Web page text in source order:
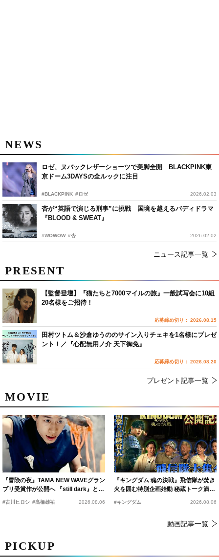
NEWS
ロゼ、ヌバックレザーショーツで美脚全開 BLACKPINK東
京ドーム3DAYSの全ルックに注目
#BLACKPINK #ロゼ 2026.02.03
杏が“英語で演じる刑事”に挑戦 国境を越えるバディドラマ
『BLOOD & SWEAT』
#WOWOW #杏 2026.02.02
ニュース記事一覧
PICKUP
MOVIE
『冒険の夜』TAMA NEW WAVEグラン
プリ受賞作が公開へ 『still dark』と同
時上映決定
#古川ヒロシ #髙橋雄祐 2026.08.06
『キングダム 魂の決戦』飛信隊が焚き
火を囲む特別企画始動 秘蔵トーク満載
の“キングダムキャンプ”開催
#キングダム 2026.08.06
動画記事一覧
PRESENT
【監督登壇】『猫たちと7000マイルの旅』一般試写会に10組
20名様をご招待！
応募締め切り： 2026.08.15
田村ツトム＆沙倉ゆうののサイン入りチェキを1名様にプレゼ
ント！／『心配無用ノ介 天下御免』
応募締め切り： 2026.08.20
プレゼント記事一覧